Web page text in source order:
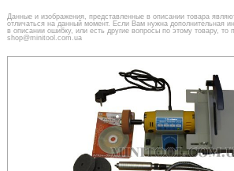
Данные и изображения, представленные в описании товара
отличаться на данный момент. Если Вам нужна дополнительная
в описании ошибку, или есть другие вопросы по этому товару, то
shop@minitool.com.ua